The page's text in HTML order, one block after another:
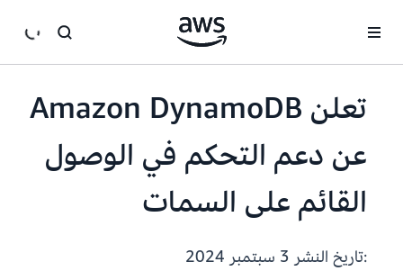
تعلن Amazon DynamoDB
عن دعم التحكم في الوصول
القائم على السمات
:تاريخ النشر